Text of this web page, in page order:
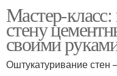
Мастер-
стену
своими
Оштукатуривание стен